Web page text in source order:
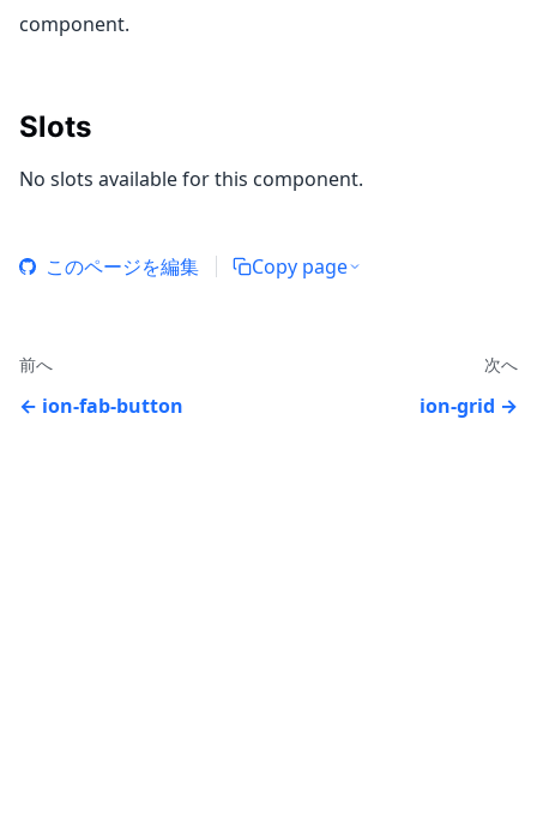
component.
Slots
No slots available for this component.
このページを編集 Copy page
前へ
ion-fab-button
次へ
ion-grid